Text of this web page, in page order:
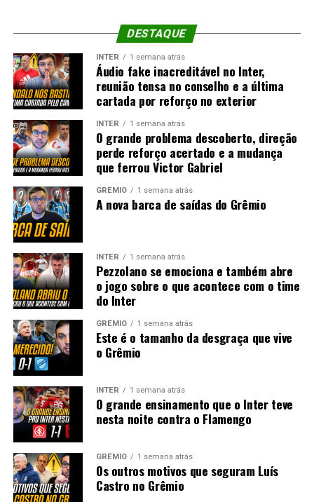
DESTAQUE
INTER 1 semana atrás
Áudio fake inacreditável no Inter,
reunião tensa no conselho e a última
cartada por reforço no exterior
INTER 1 semana atrás
O grande problema descoberto, direção
perde reforço acertado e a mudança
que ferrou Victor Gabriel
GRÊMIO 1 semana atrás
A nova barca de saídas do Grêmio
INTER 1 semana atrás
Pezzolano se emociona e também abre
o jogo sobre o que acontece com o time
do Inter
GRÊMIO 1 semana atrás
Este é o tamanho da desgraça que vive
o Grêmio
INTER 1 semana atrás
O grande ensinamento que o Inter teve
nesta noite contra o Flamengo
GRÊMIO 1 semana atrás
Os outros motivos que seguram Luís
Castro no Grêmio